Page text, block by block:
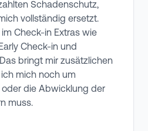
Schadenschutz,
vollständig ersetzt.
Check-in Extras wie
Check-in und
bringt mir zusätzlichen
mich noch um
die Abwicklung der
muss.